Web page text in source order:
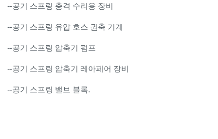
--공기 스프링 충격 수리용 장비
--공기 스프링 유압 호스 권축 기계
--공기 스프링 압축기 펌프
--공기 스프링 압축기 레아페어 장비
--공기 스프링 밸브 블록.